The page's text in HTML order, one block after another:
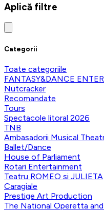
Aplică filtre
Categorii
Toate categoriile
FANTASY&DANCE
Nutcracker
Recomandate
Tours
Spectacole litoral 2026
TNB
Ambasadorii Musical
Ballet/Dance
House of Parliament
Rotari Entertainment
Teatru ROMEO si JULIETA
Caragiale
Prestige Art Production
The National Operetta